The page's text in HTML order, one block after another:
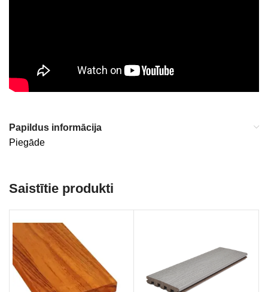
Papildus informācija
Piegāde
Saistītie produkti